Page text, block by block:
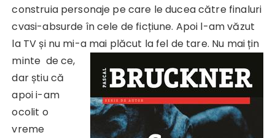
construia personaje pe care le ducea către finaluri
cvasi-absurde în cele de ficțiune. Apoi l-am văzut
la TV și nu mi-a mai plăcut la fel de tare. Nu mai țin
minte de ce,
dar știu că
apoi i-am
ocolit o
vreme